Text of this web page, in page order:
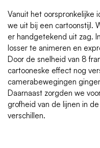
Vanuit het oorspronkelijke
we uit bij een cartoonstijl.
er handgetekend uit zag.
losser te animeren en
Door de snelheid van 8
cartooneske effect nog
camerabewegingen
Daarnaast zorgden we
grofheid van de lijnen in
verschillen.